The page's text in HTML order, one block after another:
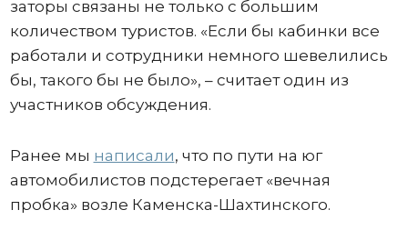
заторы связаны не только с большим
количеством туристов. «Если бы кабинки все
работали и сотрудники немного шевелились
бы, такого бы не было», – считает один из
участников обсуждения.
Ранее мы написали, что по пути на юг
автомобилистов подстерегает «вечная
пробка» возле Каменска-Шахтинского.